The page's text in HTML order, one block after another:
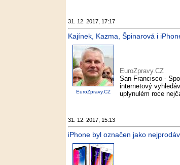
31. 12. 2017, 17:17
Kajínek, Kazma, Špinarová i
EuroZpravy.CZ
EuroZpravy.CZ
San Francisco -
internetový
uplynulém roce
31. 12. 2017, 15:13
iPhone byl označen jako